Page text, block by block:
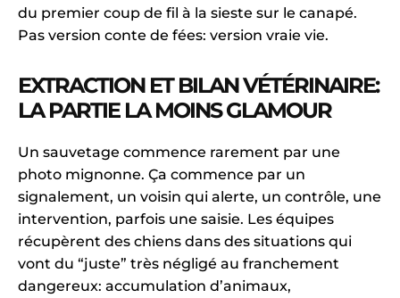
du premier coup de fil à la sieste sur le canapé.
Pas version conte de fées: version vraie vie.
EXTRACTION ET BILAN VÉTÉRINAIRE:
LA PARTIE LA MOINS GLAMOUR
Un sauvetage commence rarement par une
photo mignonne. Ça commence par un
signalement, un voisin qui alerte, un contrôle, une
intervention, parfois une saisie. Les équipes
récupèrent des chiens dans des situations qui
vont du “juste” très négligé au franchement
dangereux: accumulation d’animaux,